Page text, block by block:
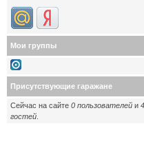
Мои группы
Присутствующие гаражане
Сейчас на сайте 0 пользователей и
гостей